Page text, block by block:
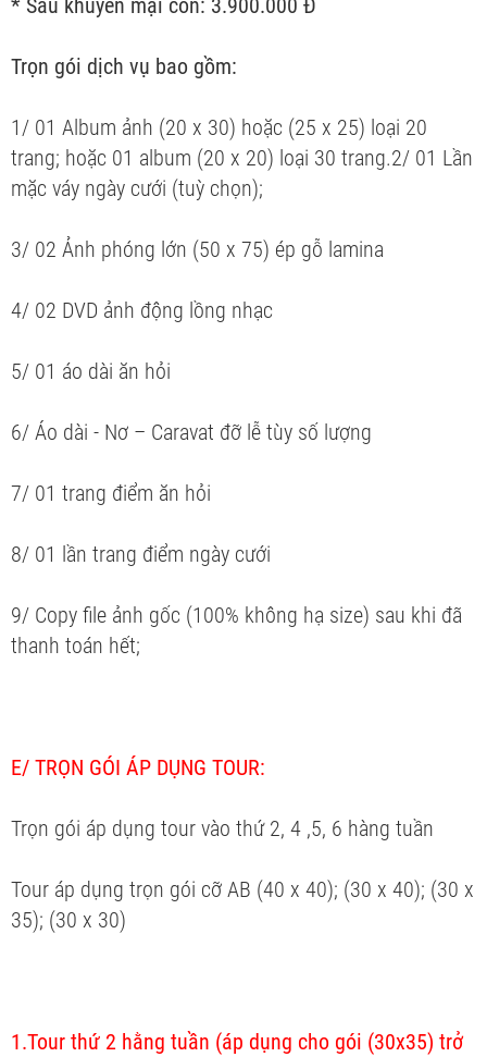
* Sau khuyến mại còn: 3.900.000 Đ
Trọn gói dịch vụ bao gồm:
1/ 01 Album ảnh (20 x 30) hoặc (25 x 25) loại 20
trang; hoặc 01 album (20 x 20) loại 30 trang.2/ 01 Lần
mặc váy ngày cưới (tuỳ chọn);
3/ 02 Ảnh phóng lớn (50 x 75) ép gỗ lamina
4/ 02 DVD ảnh động lồng nhạc
5/ 01 áo dài ăn hỏi
6/ Áo dài - Nơ – Caravat đỡ lễ tùy số lượng
7/ 01 trang điểm ăn hỏi
8/ 01 lần trang điểm ngày cưới
9/ Copy file ảnh gốc (100% không hạ size) sau khi đã
thanh toán hết;
E/ TRỌN GÓI ÁP DỤNG TOUR:
Trọn gói áp dụng tour vào thứ 2, 4 ,5, 6 hàng tuần
Tour áp dụng trọn gói cỡ AB (40 x 40); (30 x 40); (30 x
35); (30 x 30)
1.Tour thứ 2 hằng tuần (áp dụng cho gói (30x35) trở